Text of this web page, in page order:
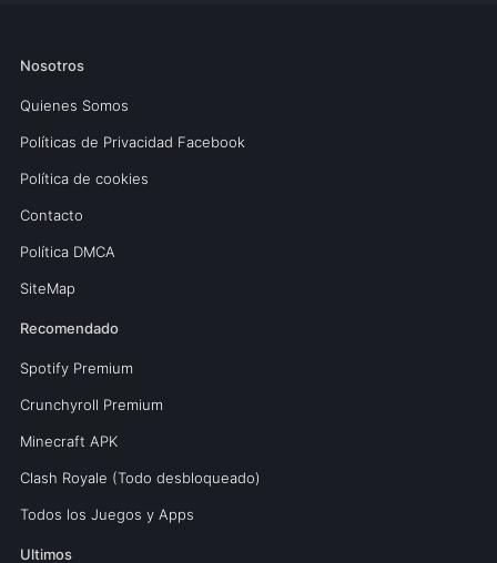
Nosotros
Quienes Somos
Políticas de Privacidad Facebook
Política de cookies
Contacto
Política DMCA
SiteMap
Recomendado
Spotify Premium
Crunchyroll Premium
Minecraft APK
Clash Royale (Todo desbloqueado)
Todos los Juegos y Apps
Ultimos